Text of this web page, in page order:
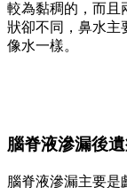
較為黏稠的，而且
狀卻不同，鼻水主
像水一樣。
腦脊液滲漏後
腦脊液滲漏主要是